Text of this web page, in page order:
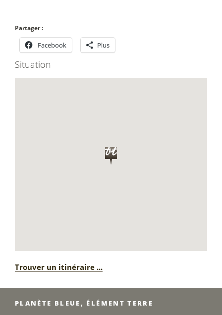
Partager :
Facebook Plus
Situation
Trouver un itinéraire ...
PLANÈTE BLEUE, ÉLÉMENT TERRE